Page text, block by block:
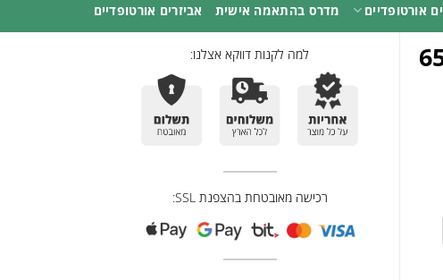
אורטופדיים מדרס בהתאמה אישית אביזרים אורטופדיים
למה לקנות דווקא אצלנו:
רכישה מאובטחת בהצפנת SSL: